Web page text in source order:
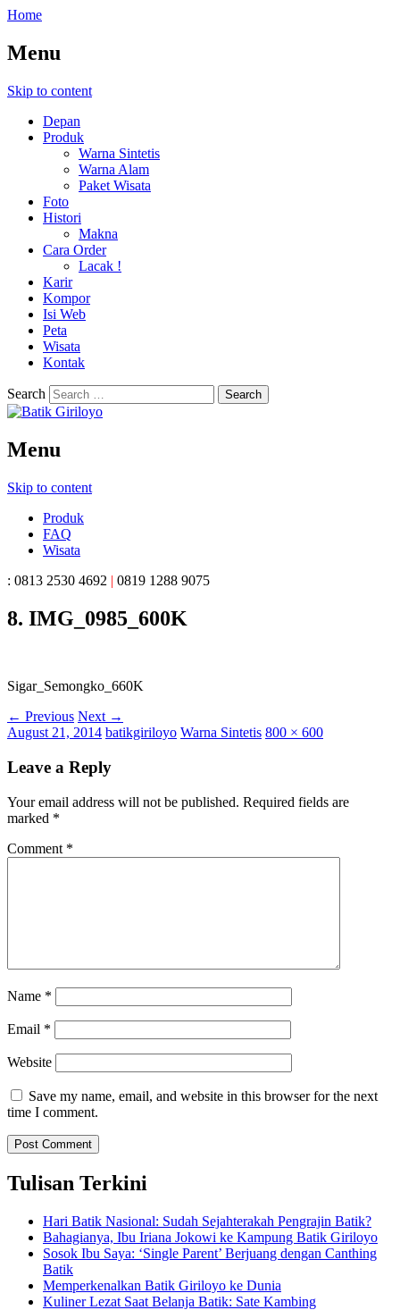
Home
Menu
Skip to content
Depan
Produk
Warna Sintetis
Warna Alam
Paket Wisata
Foto
Histori
Makna
Cara Order
Lacak !
Karir
Kompor
Isi Web
Peta
Wisata
Kontak
Search
Batik Giriloyo
Sentra Pengrajin Batik Tulis di
Yogyakarta
Menu
Skip to content
Produk
FAQ
Wisata
: 0813 2530 4692 | 0819 1288 9075
8. IMG_0985_600K
Sigar_Semongko_660K
← Previous Next →
August 21, 2014 batikgiriloyo Warna Sintetis 800 × 600
Leave a Reply
Your email address will not be published. Required fields are
marked *
Comment *
Name *
Email *
Website
Save my name, email, and website in this browser for the next
time I comment.
Tulisan Terkini
Hari Batik Nasional: Sudah Sejahterakah Pengrajin Batik?
Bahagianya, Ibu Iriana Jokowi ke Kampung Batik Giriloyo
Sosok Ibu Saya: ‘Single Parent’ Berjuang dengan Canthing
Batik
Memperkenalkan Batik Giriloyo ke Dunia
Kuliner Lezat Saat Belanja Batik: Sate Kambing